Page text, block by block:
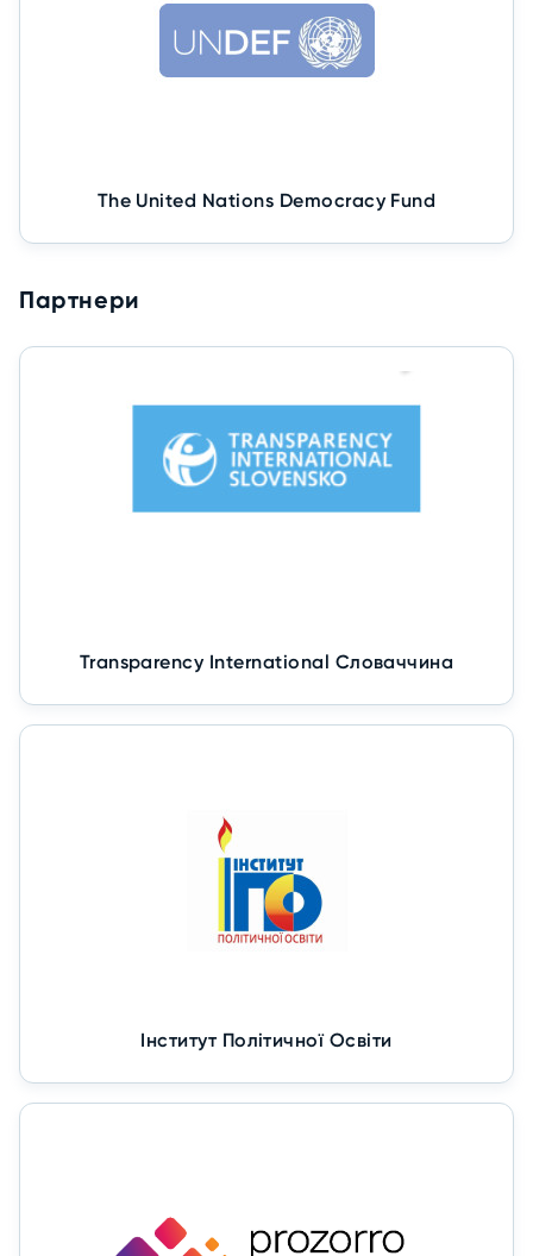
The United Nations Democracy Fund
Партнери
Transparency International Словаччина
Інститут Політичної Освіти